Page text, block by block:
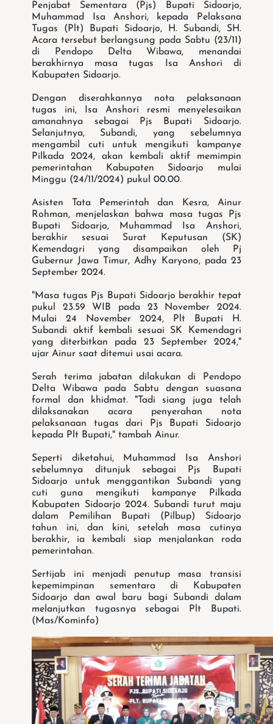
Penjabat Sementara (Pjs) Bupati Sidoarjo,
Muhammad Isa Anshori, kepada Pelaksana
Tugas (Plt) Bupati Sidoarjo, H. Subandi, SH.
Acara tersebut berlangsung pada Sabtu (23/11)
di Pendopo Delta Wibawa, menandai
berakhirnya masa tugas Isa Anshori di
Kabupaten Sidoarjo.
Dengan diserahkannya nota pelaksanaan
tugas ini, Isa Anshori resmi menyelesaikan
amanahnya sebagai Pjs Bupati Sidoarjo.
Selanjutnya, Subandi, yang sebelumnya
mengambil cuti untuk mengikuti kampanye
Pilkada 2024, akan kembali aktif memimpin
pemerintahan Kabupaten Sidoarjo mulai
Minggu (24/11/2024) pukul 00.00.
Asisten Tata Pemerintah dan Kesra, Ainur
Rohman, menjelaskan bahwa masa tugas Pjs
Bupati Sidoarjo, Muhammad Isa Anshori,
berakhir sesuai Surat Keputusan (SK)
Kemendagri yang disampaikan oleh Pj
Gubernur Jawa Timur, Adhy Karyono, pada 23
September 2024.
"Masa tugas Pjs Bupati Sidoarjo berakhir tepat
pukul 23.59 WIB pada 23 November 2024.
Mulai 24 November 2024, Plt Bupati H.
Subandi aktif kembali sesuai SK Kemendagri
yang diterbitkan pada 23 September 2024,"
ujar Ainur saat ditemui usai acara.
Serah terima jabatan dilakukan di Pendopo
Delta Wibawa pada Sabtu dengan suasana
formal dan khidmat. "Tadi siang juga telah
dilaksanakan acara penyerahan nota
pelaksanaan tugas dari Pjs Bupati Sidoarjo
kepada Plt Bupati," tambah Ainur.
Seperti diketahui, Muhammad Isa Anshori
sebelumnya ditunjuk sebagai Pjs Bupati
Sidoarjo untuk menggantikan Subandi yang
cuti guna mengikuti kampanye Pilkada
Kabupaten Sidoarjo 2024. Subandi turut maju
dalam Pemilihan Bupati (Pilbup) Sidoarjo
tahun ini, dan kini, setelah masa cutinya
berakhir, ia kembali siap menjalankan roda
pemerintahan.
Sertijab ini menjadi penutup masa transisi
kepemimpinan sementara di Kabupaten
Sidoarjo dan awal baru bagi Subandi dalam
melanjutkan tugasnya sebagai Plt Bupati.
(Mas/Kominfo)